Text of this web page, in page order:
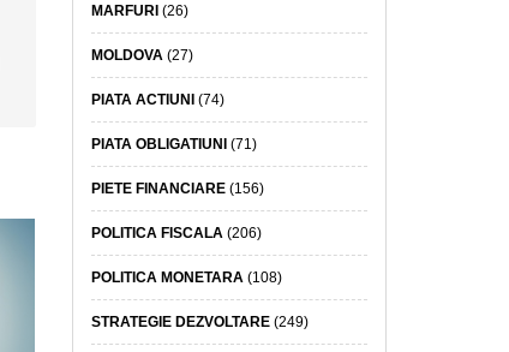
MARFURI(26)
MOLDOVA (27)
PIATA ACTIUNI(74)
PIATA OBLIGATIUNI(71)
PIETE FINANCIARE(156)
POLITICA FISCALA (206)
POLITICA MONETARA (108)
STRATEGIE DEZVOLTARE(249)